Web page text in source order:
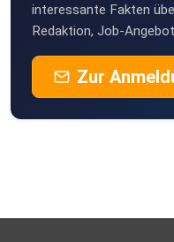
interessante Fakten
Redaktion, Job-
Zur